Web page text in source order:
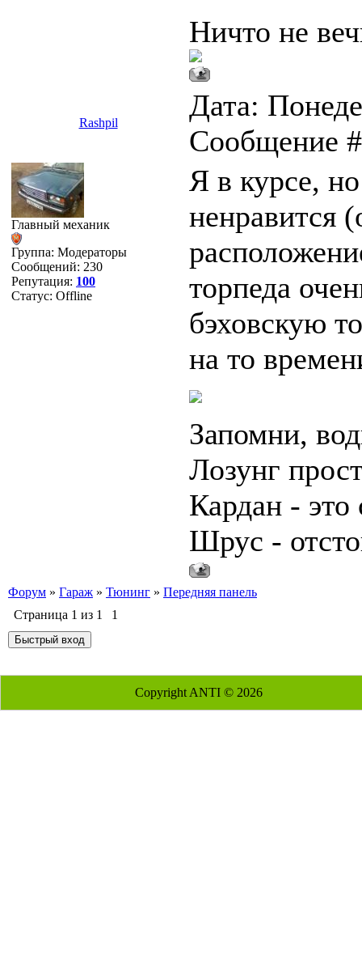
Ничто не
Rashpil
Дата:
Сообщение
Главный механик
Группа: Модераторы
Сообщений: 230
Репутация: 100
Статус: Offline
Я в курсе,
ненравится
торпеда
бэховскую
на то
Запомни,
Лозунг
Кардан - это
Шрус -
Форум » Гараж » Тюнинг » Передняя панель
Страница 1 из 1 1
Copyright ANTI © 2026